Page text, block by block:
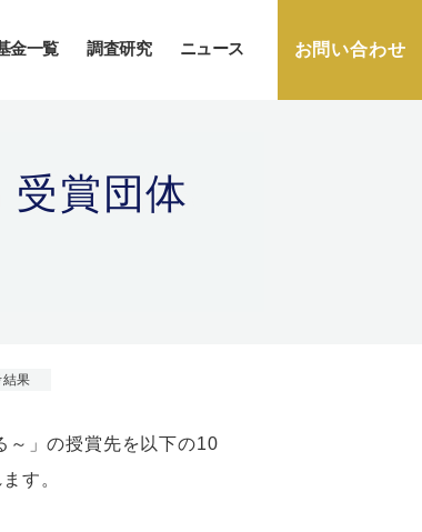
金一覧 調査研究 ニュース お問い合わせ
賞団体
結果
～」の授賞先を以下の10
す。